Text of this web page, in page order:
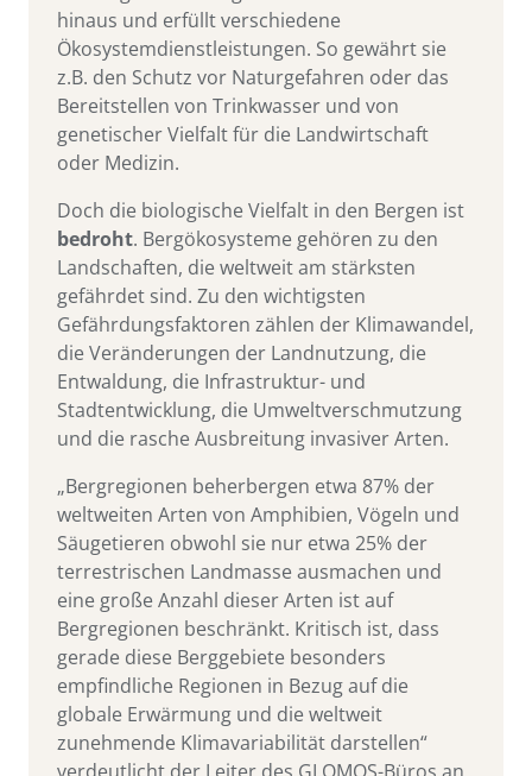
hinaus und erfüllt verschiedene
Ökosystemdienstleistungen. So gewährt sie
z.B. den Schutz vor Naturgefahren oder das
Bereitstellen von Trinkwasser und von
genetischer Vielfalt für die Landwirtschaft
oder Medizin.
Doch die biologische Vielfalt in den Bergen ist
bedroht. Bergökosysteme gehören zu den
Landschaften, die weltweit am stärksten
gefährdet sind. Zu den wichtigsten
Gefährdungsfaktoren zählen der Klimawandel,
die Veränderungen der Landnutzung, die
Entwaldung, die Infrastruktur- und
Stadtentwicklung, die Umweltverschmutzung
und die rasche Ausbreitung invasiver Arten.
„Bergregionen beherbergen etwa 87% der
weltweiten Arten von Amphibien, Vögeln und
Säugetieren obwohl sie nur etwa 25% der
terrestrischen Landmasse ausmachen und
eine große Anzahl dieser Arten ist auf
Bergregionen beschränkt. Kritisch ist, dass
gerade diese Berggebiete besonders
empfindliche Regionen in Bezug auf die
globale Erwärmung und die weltweit
zunehmende Klimavariabilität darstellen“